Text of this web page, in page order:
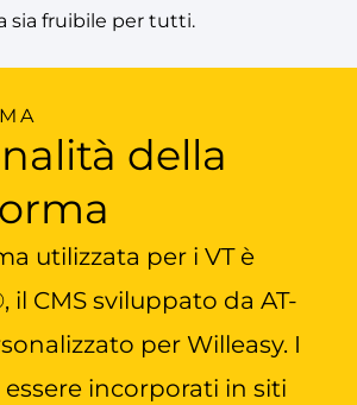
sia fruibile per tutti​.
della
utilizzata per i VT è
il CMS sviluppato da AT-
per Willeasy. I
essere incorporati in siti